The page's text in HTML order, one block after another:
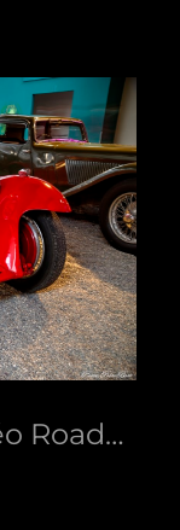
1933-Alfa-Roméo Roadster 8C 2.6-Equilibré